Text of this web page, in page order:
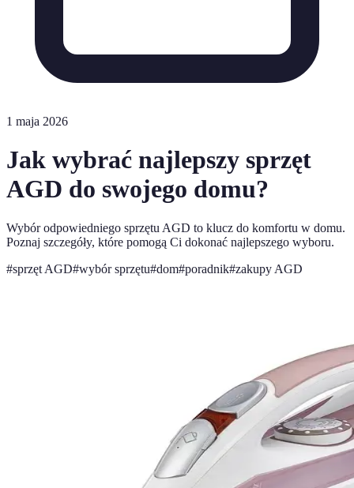
1 maja 2026
Jak wybrać najlepszy sprzęt
AGD do swojego domu?
Wybór odpowiedniego sprzętu AGD to klucz do komfortu w domu.
Poznaj szczegóły, które pomogą Ci dokonać najlepszego wyboru.
#sprzęt AGD#wybór sprzętu#dom#poradnik#zakupy AGD